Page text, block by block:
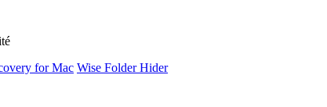
for Mac Wise Folder Hider